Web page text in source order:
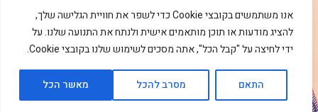
אנו משתמשים בקובצי Cookie כדי לשפר את חוויית הגלישה שלך,
להציג מודעות או תוכן מותאמים אישית ולנתח את התנועה שלנו. על
ידי לחיצה על "קבל הכל", אתה מסכים לשימוש שלנו בקובצי Cookie.
התאם מסרב להכל מאשר הכל